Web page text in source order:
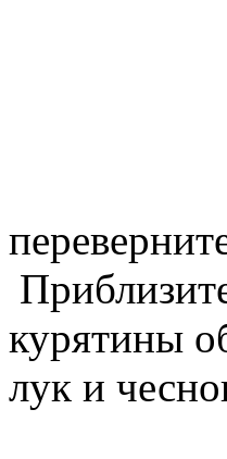
курятины
лук и